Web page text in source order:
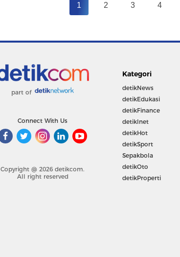
1 2 3 4
part of
Connect With Us
Copyright @ 2026 detikcom.
All right reserved
Kategori
detikNews
detikEdukasi
detikFinance
detikInet
detikHot
detikSport
Sepakbola
detikOto
detikProperti